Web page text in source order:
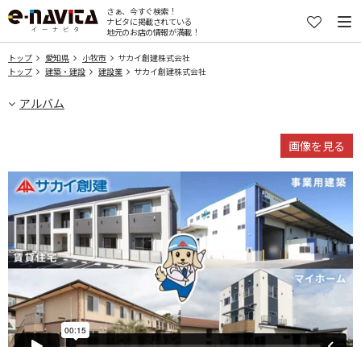
さぁ、今すぐ検索！
ナビタに掲載されている
地元のお店の情報が満載！
トップ 愛知県 小牧市
サカイ創建株式会社
トップ
建築・建設 建設業 サカイ創建株式会社
アルバム
画像を見る